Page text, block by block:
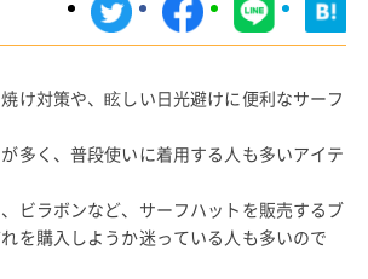
け対策や、眩しい日光避けに便利なサーフ
多く、普段使いに着用する人も多いアイテ
ビラボンなど、サーフハットを販売するブ
を購入しようか迷っている人も多いので